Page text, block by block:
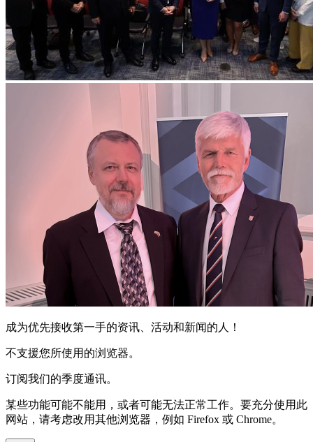
成为优先接收第一手的资讯、活动和新闻的人！
不支援您所使用的浏览器。
订阅我们的季度通讯。
某些功能可能不能用，或者可能无法正常工作。要充分使用此
网站，请考虑改用其他浏览器，例如 Firefox 或 Chrome。